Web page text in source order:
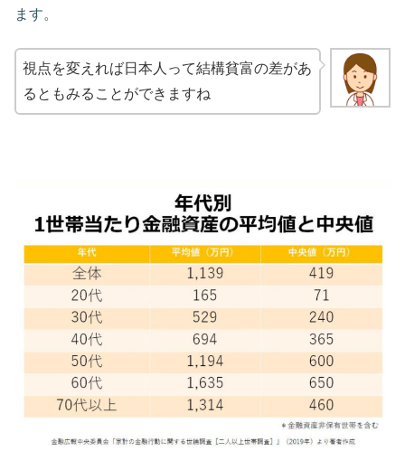
ます。
視点を変えれば日本人って結構貧富の差があ
るともみることができますね